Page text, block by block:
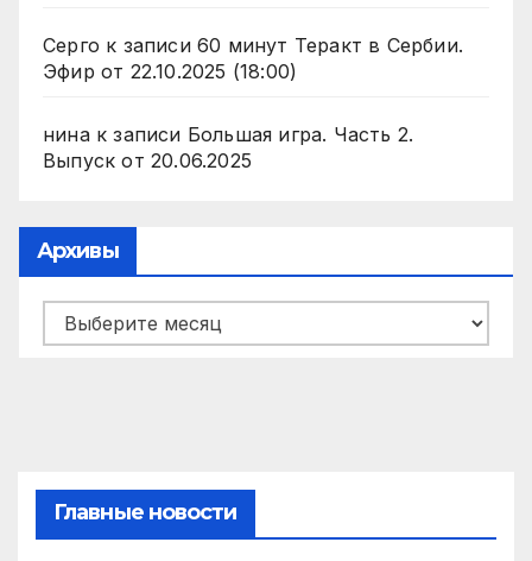
Серго к записи 60 минут Теракт в Сербии.
Эфир от 22.10.2025 (18:00)
нинак записи Большая игра. Часть 2.
Выпуск от 20.06.2025
Архивы
Архивы
Главные новости